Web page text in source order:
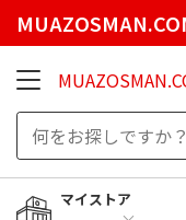
マイストア